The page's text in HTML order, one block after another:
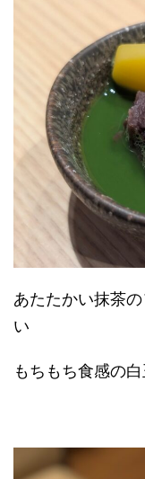
あたたかい抹茶
い
もちもち食感の